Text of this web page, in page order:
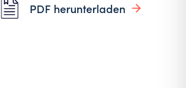
PDF herunterladen